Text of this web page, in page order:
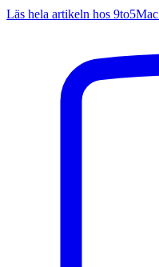
Läs hela artikeln hos 9to5Mac